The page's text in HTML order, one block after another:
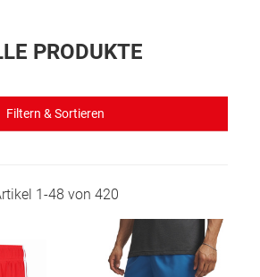
PRODUKTE
Filtern & Sortieren
1-48 von 420